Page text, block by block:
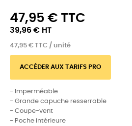
47,95 € TTC
39,96 € HT
47,95 € TTC / unité
ACCÉDER AUX TARIFS PRO
- Imperméable
- Grande capuche resserrable
- Coupe-vent
- Poche intérieure